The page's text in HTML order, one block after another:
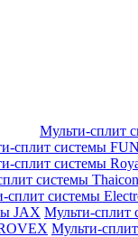
Мульти-сплит
сплит системы
сплит системы
системы Thaicon
сплит системы
JAX Мульти-сплит
Мульти-